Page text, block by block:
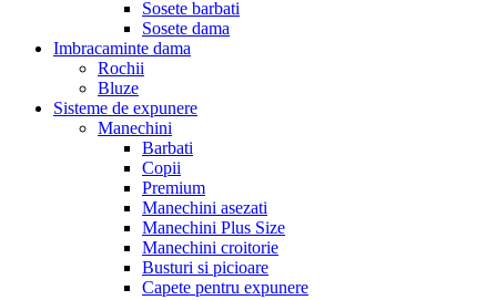
Sosete barbati
Sosete dama
Imbracaminte dama
Rochii
Bluze
Sisteme de expunere
Manechini
Barbati
Copii
Premium
Manechini asezati
Manechini Plus Size
Manechini croitorie
Busturi si picioare
Capete pentru expunere